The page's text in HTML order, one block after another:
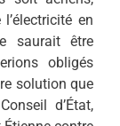
en
saurait être
obligés
solution que
d’État,